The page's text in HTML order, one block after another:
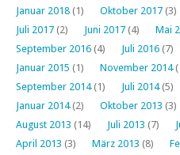
Januar 2018 (1) Oktober 2017 (3)
Juli 2017 (2) Juni 2017 (4) Mai
September 2016 (4) Juli 2016 (7)
Januar 2015 (1) November 2014
September 2014(1) Juli 2014(5)
Januar 2014(2) Oktober 2013 (3)
August 2013 (14) Juli 2013 (7)
April 2013 (3) März 2013 (8)